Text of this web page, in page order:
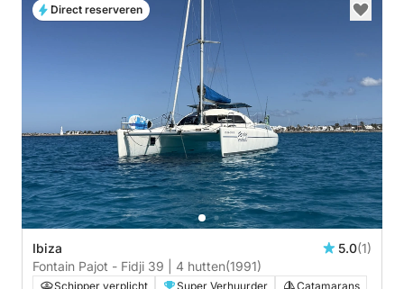
Ibiza 5.0(1)
Fontain Pajot - Fidji 39 | 4 hutten(1991)
Schipper verplicht Super Verhuurder
Catamarans
Direct reserveren